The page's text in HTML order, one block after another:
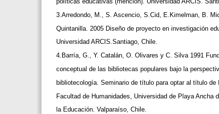
3.Arredondo, M., S. Ascencio, S.Cid, E.Kimelman, B.
Quintanilla. 2005 Diseño de proyecto en investigación
Universidad ARCIS.Santiago, Chile.
4.Barría, G., Y. Catalán, O. Olivares y C. Silva 1991
conceptual de las bibliotecas populares bajo la
bibliotecología. Seminario de título para optar al título
Facultad de Humanidades, Universidad de Playa Ancha
la Educación. Valparaíso, Chile.